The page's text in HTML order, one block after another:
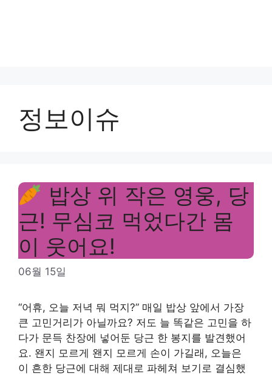
정보이슈
밥상 위 작은 영웅, 당
근! 무심코 먹었다간 몸
이 웃어요!
06월 15일
“어휴, 오늘 저녁 뭐 먹지?” 매일 밥상 앞에서 가장
큰 고민거리가 아닐까요? 저도 늘 똑같은 고민을 하
다가 문득 찬장에 넣어둔 당근 한 봉지를 발견했어
요. 왠지 모르게 왠지 모르게 손이 가길래, 오늘은
이 흔한 당근에 대해 제대로 파헤쳐 보기로 결심했